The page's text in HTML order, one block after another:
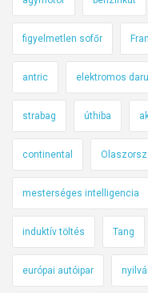
figyelmetlen sofőr
antric elektromos daru
strabag úthiba
continental
mesterséges intelligencia
induktív töltés Tang
európai autóipar